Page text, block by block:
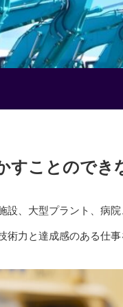
すことのでき
、大型プラント、病
力と達成感のある仕